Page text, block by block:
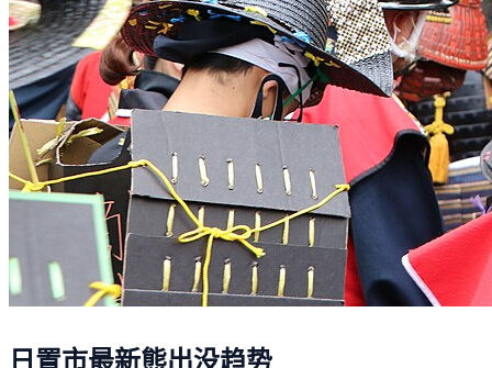
日置市最新熊出没趋势